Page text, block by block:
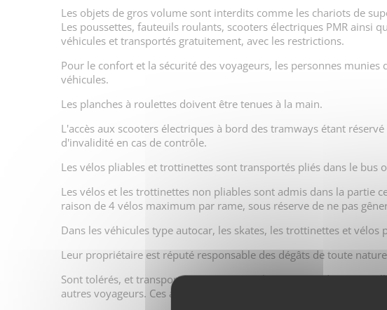
Les objets de gros volume sont interdits comme les chariots de
Les poussettes, fauteuils roulants, scooters électriques PMR ainsi
véhicules et transportés gratuitement, avec les restrictions.
Pour le confort et la sécurité des voyageurs, les personnes
véhicules.
Les planches à roulettes doivent être tenues à la main.
L'accès aux scooters électriques à bord des tramways étant
d'invalidité en cas de contrôle.
Les vélos pliables et trottinettes sont transportés pliés dans le bus
Les vélos et les trottinettes non pliables sont admis dans la partie
raison de 4 vélos maximum par rame, sous réserve de ne pas
Dans les véhicules type autocar, les skates, les trottinettes et
Leur propriétaire est réputé responsable des dégâts de toute
Sont tolérés, et transportés gratuitement, les animaux de petite
autres voyageurs. Ces animaux doivent être portés par la personne